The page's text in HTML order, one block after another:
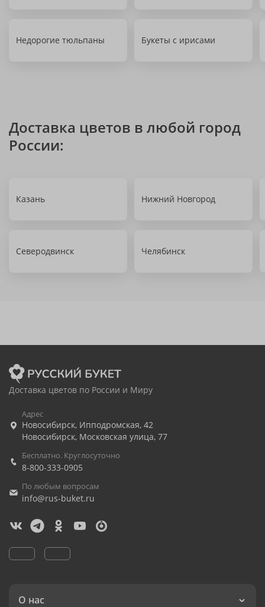
Недорогие тюльпаны Букеты с ирисами
Доставка цветов в любой город
России:
Казань Нижний Новгород
Северодвинск Челябинск
Доставка цветов по России и Миру
Адрес
Новосибирск, Ипподромская, 42
Новосибирск, Московская улица, 77
Бесплатно. Круглосуточно
8-800-333-0905
По любым вопросам
info@rus-buket.ru
О нас